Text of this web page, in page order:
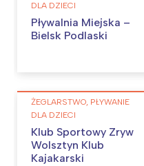
DLA DZIECI
Pływalnia Miejska –
Bielsk Podlaski
ŻEGLARSTWO, PŁYWANIE
DLA DZIECI
Klub Sportowy Zryw
Wolsztyn Klub
Kajakarski